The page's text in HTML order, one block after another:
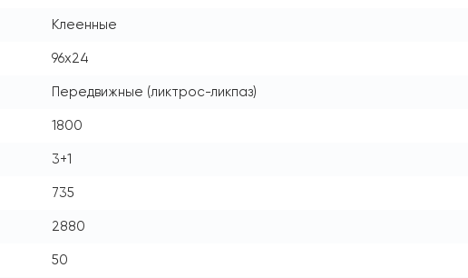
Клеенные
96x24
Передвижные (ликтрос-ликпаз)
1800
3+1
735
2880
50